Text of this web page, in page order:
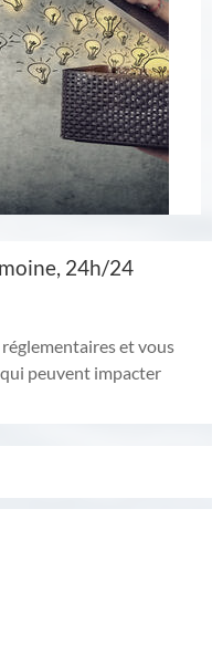
24h/24
et vous
peuvent impacter